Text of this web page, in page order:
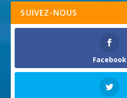
SUIVEZ-NOUS
Facebook